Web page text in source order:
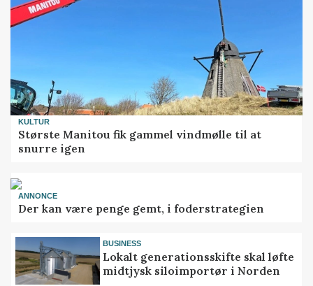
KULTUR
Største Manitou fik gammel vindmølle til at
snurre igen
ANNONCE
Der kan være penge gemt, i foderstrategien
BUSINESS
Lokalt generationsskifte skal løfte
midtjysk siloimportør i Norden